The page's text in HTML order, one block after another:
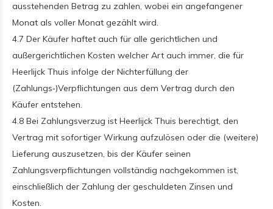
ausstehenden Betrag zu zahlen, wobei ein angefangener
Monat als voller Monat gezählt wird.
4.7 Der Käufer haftet auch für alle gerichtlichen und
außergerichtlichen Kosten welcher Art auch immer, die für
Heerlijck Thuis infolge der Nichterfüllung der
(Zahlungs‑)Verpflichtungen aus dem Vertrag durch den
Käufer entstehen.
4.8 Bei Zahlungsverzug ist Heerlijck Thuis berechtigt, den
Vertrag mit sofortiger Wirkung aufzulösen oder die (weitere)
Lieferung auszusetzen, bis der Käufer seinen
Zahlungsverpflichtungen vollständig nachgekommen ist,
einschließlich der Zahlung der geschuldeten Zinsen und
Kosten.